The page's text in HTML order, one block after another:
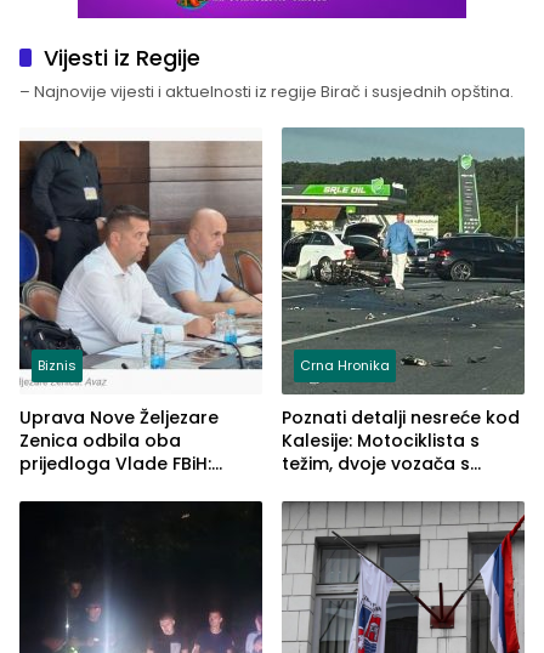
Vijesti iz Regije
– Najnovije vijesti i aktuelnosti iz regije Birač i susjednih opština.
Biznis
Uprava Nove Željezare
Zenica odbila oba
prijedloga Vlade FBiH:
rješenje
Crna Hronika
Poznati detalji nesreće kod
Kalesije: Motociklista s
težim, dvoje vozača s